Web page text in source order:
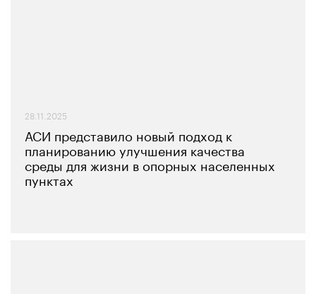
28.11.2025
АСИ представило новый подход к
планированию улучшения качества
среды для жизни в опорных населенных
пунктах